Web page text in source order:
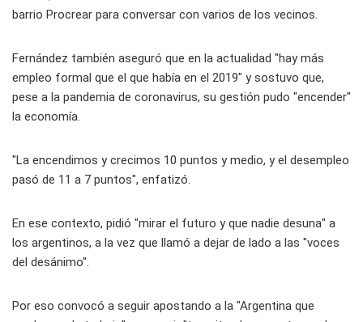
barrio Procrear para conversar con varios de los vecinos.
Fernández también aseguró que en la actualidad "hay más
empleo formal que el que había en el 2019" y sostuvo que,
pese a la pandemia de coronavirus, su gestión pudo "encender"
la economía.
"La encendimos y crecimos 10 puntos y medio, y el desempleo
pasó de 11 a 7 puntos", enfatizó.
En ese contexto, pidió "mirar el futuro y que nadie desuna" a
los argentinos, a la vez que llamó a dejar de lado a las "voces
del desánimo".
Por eso convocó a seguir apostando a la "Argentina que